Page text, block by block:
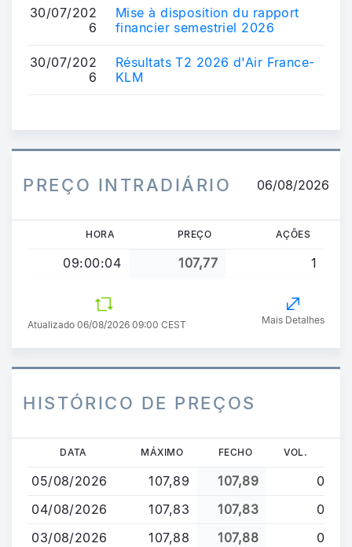
30/07/202
6
Mise à disposition du rapport
financier semestriel 2026
30/07/202
6
Résultats T2 2026 d'Air France-
KLM
PREÇO INTRADIÁRIO 06/08/2026
HORA PREÇO AÇÕES
09:00:04 107,77 1
Atualizado 06/08/2026 09:00 CEST Mais Detalhes
HISTÓRICO DE PREÇOS
Passar
o
conteúdo
DATA MÁXIMO FECHO VOL.
05/08/2026 107,89 107,89
0
04/08/2026
107,83 107,83
0
03/08/2026
107,88 107,88
0